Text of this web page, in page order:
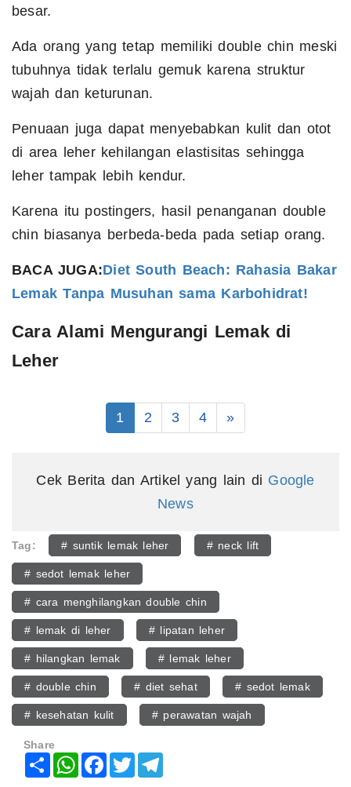
besar.
Ada orang yang tetap memiliki double chin meski
tubuhnya tidak terlalu gemuk karena struktur
wajah dan keturunan.
Penuaan juga dapat menyebabkan kulit dan otot
di area leher kehilangan elastisitas sehingga
leher tampak lebih kendur.
Karena itu postingers, hasil penanganan double
chin biasanya berbeda-beda pada setiap orang.
BACA JUGA:Diet South Beach: Rahasia Bakar
Lemak Tanpa Musuhan sama Karbohidrat!
Cara Alami Mengurangi Lemak di
Leher
1 2 3 4 »
Cek Berita dan Artikel yang lain di Google
News
Tag: # suntik lemak leher # neck lift
# sedot lemak leher
# cara menghilangkan double chin
# lemak di leher # lipatan leher
# hilangkan lemak # lemak leher
# double chin # diet sehat # sedot lemak
# kesehatan kulit # perawatan wajah
Share
Share WhatsAppFacebook
Twitter